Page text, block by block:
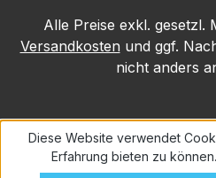
Alle Preise exkl. gesetzl.
Versandkosten und ggf.
nicht anders
Diese Website verwendet
Erfahrung bieten zu können.